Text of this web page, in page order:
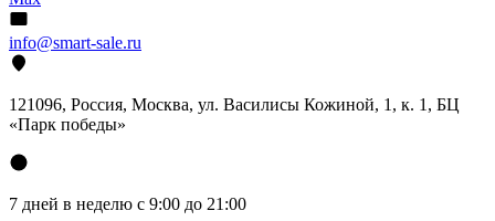
info@smart-sale.ru
121096, Россия, Москва, ул. Василисы Кожиной, 1, к. 1, БЦ
«Парк победы»
7 дней в неделю с 9:00 до 21:00